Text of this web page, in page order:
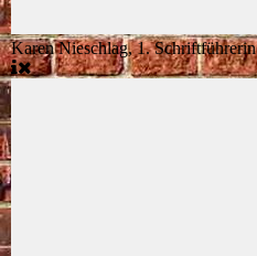
Karen Nieschlag, 1. Schriftführerin